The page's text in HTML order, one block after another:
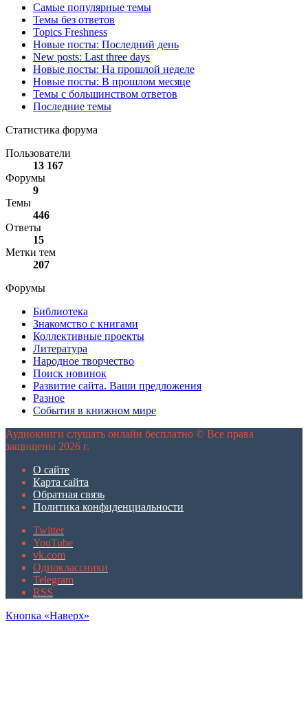
Самые популярные темы
Темы без ответов
Topics Freshness
Новые посты: Последний день
New posts: Last three days
Новые посты: На прошлой неделе
Новые посты: В прошлом месяце
Темы с большинством ответов
Последние темы
Статистика форума
Пользователи
13 167
Форумы
9
Темы
446
Ответы
15
Метки тем
207
Форумы
Библиотека
Знакомство с книгами
Коллективные проекты
Литература
Народное творчество
Поиск новинок
Развитие сайта. Ваши предложения
Разное
События в книжном мире
Аудиокниги слушать онлайн бесплатно © Все права
защищены 2026 г.
О сайте
Карта сайта
Обратная связь
Политика конфиденциальности
Twitter
YouTube
vk.com
Одноклассники
Telegram
RSS
Кнопка «Наверх»